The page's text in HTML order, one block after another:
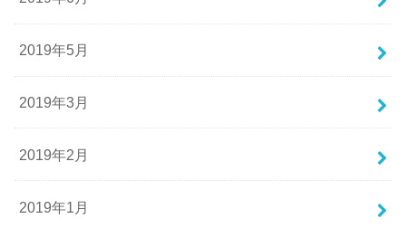
2019年5月
2019年3月
2019年2月
2019年1月